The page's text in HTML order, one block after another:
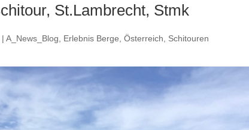
St.Lambrecht, Stmk
|A_News_Blog Erlebnis Berge ,Österreich Schitouren